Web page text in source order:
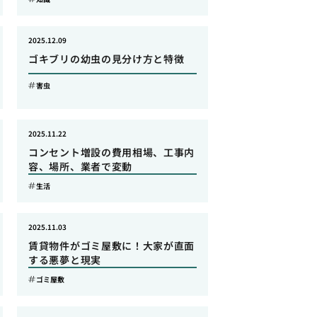
ゴキブリの幼虫の見分け方と特徴
2025.12.09
害虫
コンセント増設の費用相場、工事内
容、場所、業者で変動
2025.11.22
生活
賃貸物件がゴミ屋敷に！大家が直面
する悪夢と現実
2025.11.03
ゴミ屋敷